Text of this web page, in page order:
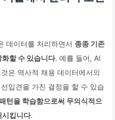
데이터를 처리하면서 종종 기존
할 수 있습니다. 예를 들어, AI
은 역사적 채용 데이터에서의
입견을 가진 결정을 할 수 있습
턴을 학습함으로써 무의식적으
시킵니다.